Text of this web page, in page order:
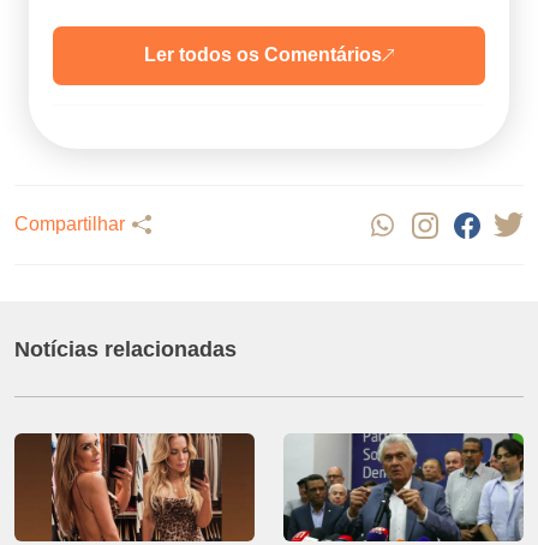
Ler todos os Comentários
Compartilhar
Notícias relacionadas